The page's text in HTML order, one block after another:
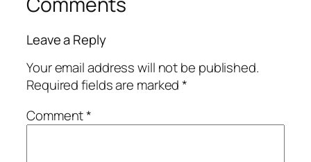
Leave a Reply
Your email address will not be published.
Required fields are marked*
Comment*